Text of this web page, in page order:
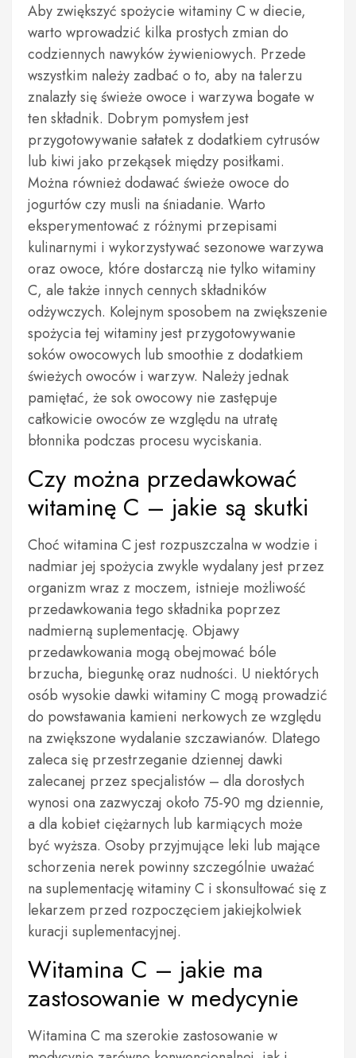
Aby zwiększyć spożycie witaminy C w diecie,
warto wprowadzić kilka prostych zmian do
codziennych nawyków żywieniowych. Przede
wszystkim należy zadbać o to, aby na talerzu
znalazły się świeże owoce i warzywa bogate w
ten składnik. Dobrym pomysłem jest
przygotowywanie sałatek z dodatkiem cytrusów
lub kiwi jako przekąsek między posiłkami.
Można również dodawać świeże owoce do
jogurtów czy musli na śniadanie. Warto
eksperymentować z różnymi przepisami
kulinarnymi i wykorzystywać sezonowe warzywa
oraz owoce, które dostarczą nie tylko witaminy
C, ale także innych cennych składników
odżywczych. Kolejnym sposobem na zwiększenie
spożycia tej witaminy jest przygotowywanie
soków owocowych lub smoothie z dodatkiem
świeżych owoców i warzyw. Należy jednak
pamiętać, że sok owocowy nie zastępuje
całkowicie owoców ze względu na utratę
błonnika podczas procesu wyciskania.
Czy można przedawkować
witaminę C – jakie są skutki
Choć witamina C jest rozpuszczalna w wodzie i
nadmiar jej spożycia zwykle wydalany jest przez
organizm wraz z moczem, istnieje możliwość
przedawkowania tego składnika poprzez
nadmierną suplementację. Objawy
przedawkowania mogą obejmować bóle
brzucha, biegunkę oraz nudności. U niektórych
osób wysokie dawki witaminy C mogą prowadzić
do powstawania kamieni nerkowych ze względu
na zwiększone wydalanie szczawianów. Dlatego
zaleca się przestrzeganie dziennej dawki
zalecanej przez specjalistów – dla dorosłych
wynosi ona zazwyczaj około 75-90 mg dziennie,
a dla kobiet ciężarnych lub karmiących może
być wyższa. Osoby przyjmujące leki lub mające
schorzenia nerek powinny szczególnie uważać
na suplementację witaminy C i skonsultować się z
lekarzem przed rozpoczęciem jakiejkolwiek
kuracji suplementacyjnej.
Witamina C – jakie ma
zastosowanie w medycynie
Witamina C ma szerokie zastosowanie w